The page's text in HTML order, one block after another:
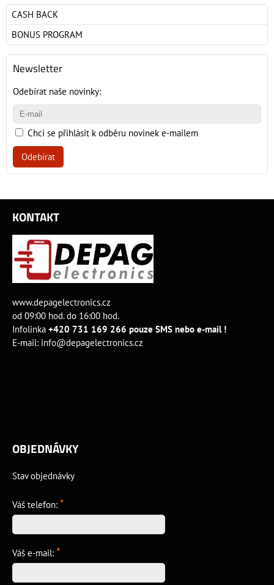
CASH BACK
BONUS PROGRAM
Newsletter
Odebírat naše novinky:
Chci se přihlásit k odběru novinek e-mailem
Odebírat
KONTAKT
www.depagelectronics.cz
od 09:00 hod. do 16:00 hod.
Infolinka +420 731 169 266 pouze SMS nebo e-mail !
E-mail: info@depagelectronics.cz
OBJEDNÁVKY
Stav objednávky
Váš telefon: *
Váš e-mail: *